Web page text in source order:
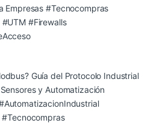
Empresas #Tecnocompras
#Firewalls
Guía del Protocolo Industrial
y Automatización